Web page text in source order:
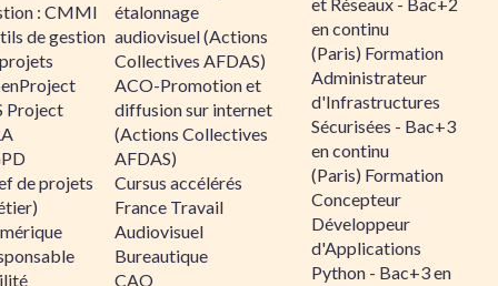
: CMMI
de gestion
Project
de projets
étalonnage
audiovisuel (Actions
Collectives AFDAS)
ACO-Promotion et
diffusion sur internet
(Actions Collectives
AFDAS)
Cursus accélérés
France Travail
Audiovisuel
Bureautique
CAO
en continu
(Paris) Formation
Administrateur
d'Infrastructures
Sécurisées - Bac+3
en continu
(Paris) Formation
Concepteur
Développeur
d'Applications
Python - Bac+3 en